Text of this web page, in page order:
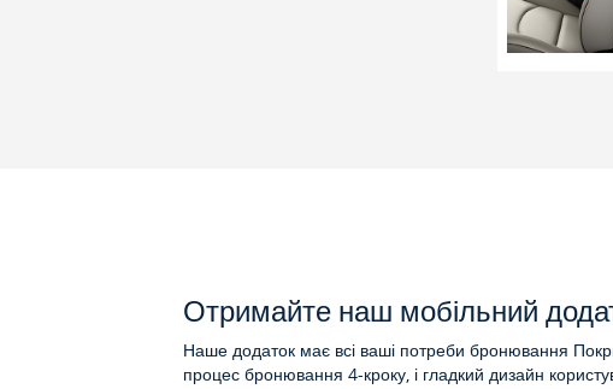
Отримайте наш мобільний
Наше додаток має всі ваші потреби бронювання
процес бронювання 4-кроку, і гладкий дизайн